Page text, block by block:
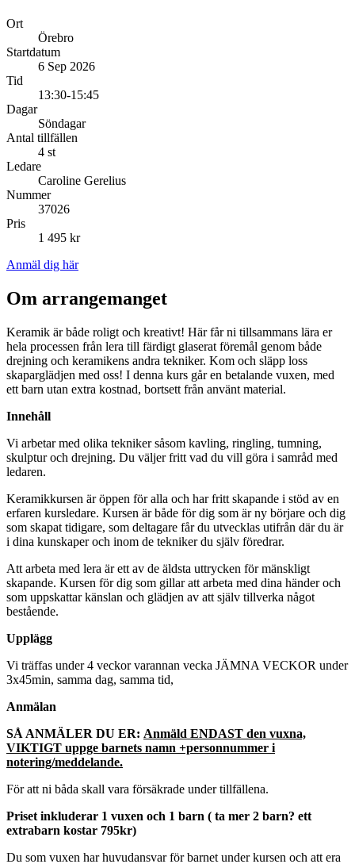
Ort
Örebro
Startdatum
6 Sep 2026
Tid
13:30-15:45
Dagar
Söndagar
Antal tillfällen
4 st
Ledare
Caroline Gerelius
Nummer
37026
Pris
1 495 kr
Anmäl dig här
Om arrangemanget
Keramik är både roligt och kreativt! Här får ni tillsammans lära er
hela processen från lera till färdigt glaserat föremål genom både
drejning och keramikens andra tekniker. Kom och släpp loss
skaparglädjen med oss! I denna kurs går en betalande vuxen, med
ett barn utan extra kostnad, bortsett från använt material.
Innehåll
Vi arbetar med olika tekniker såsom kavling, ringling, tumning,
skulptur och drejning. Du väljer fritt vad du vill göra i samråd med
ledaren.
Keramikkursen är öppen för alla och har fritt skapande i stöd av en
erfaren kursledare. Kursen är både för dig som är ny börjare och dig
som skapat tidigare, som deltagare får du utvecklas utifrån där du är
i dina kunskaper och inom de tekniker du själv föredrar.
Att arbeta med lera är ett av de äldsta uttrycken för mänskligt
skapande. Kursen för dig som gillar att arbeta med dina händer och
som uppskattar känslan och glädjen av att själv tillverka något
bestående.
Upplägg
Vi träffas under 4 veckor varannan vecka JÄMNA VECKOR under
3x45min, samma dag, samma tid,
Anmälan
SÅ ANMÄLER DU ER: Anmäld ENDAST den vuxna,
VIKTIGT uppge barnets namn +personnummer i
notering/meddelande.
För att ni båda skall vara försäkrade under tillfällena.
Priset inkluderar 1 vuxen och 1 barn ( ta mer 2 barn? ett
extrabarn kostar 795kr)
Du som vuxen har huvudansvar för barnet under kursen och att era